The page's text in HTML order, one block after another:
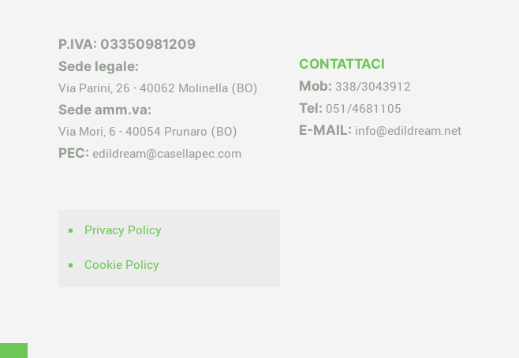
P.IVA: 03350981209
Sede legale:
Via Parini, 26 - 40062 Molinella (BO)
Sede amm.va:
Via Mori, 6 - 40054 Prunaro (BO)
PEC: edildream@casellapec.com
Privacy Policy
Cookie Policy
CONTATTACI
Mob: 338/3043912
Tel: 051/4681105
E-MAIL: info@edildream.net